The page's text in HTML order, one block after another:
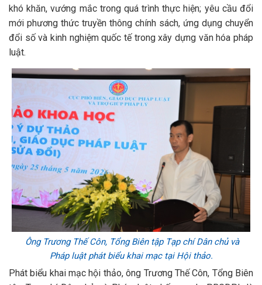
khó khăn, vướng mắc trong quá trình thực hiện; yêu cầu đổi
mới phương thức truyền thông chính sách, ứng dụng chuyển
đổi số và kinh nghiệm quốc tế trong xây dựng văn hóa pháp
luật.
Ông Trương Thế Côn, Tổng Biên tập Tạp chí Dân chủ và
Pháp luật phát biểu khai mạc tại Hội thảo.
Phát biểu khai mạc hội thảo, ông Trương Thế Côn, Tổng Biên